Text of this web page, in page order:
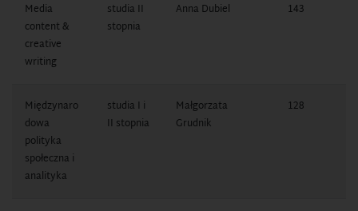
Media
content &
creative
writing
studia II
stopnia
Anna Dubiel 143
Międzynaro
dowa
polityka
społeczna i
analityka
studia I i
II stopnia
Małgorzata
Grudnik
128